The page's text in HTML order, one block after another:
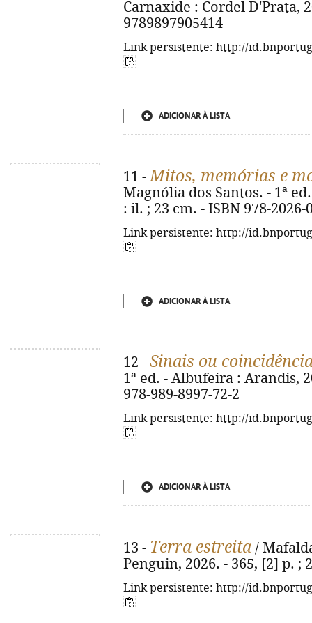
Carnaxide : Cordel D'Prata,
9789897905414
Link persistente: http://
ADICIONAR À LISTA
11 -Mitos, memórias e
Magnólia dos Santos. - 1ª
: il. ; 23 cm. - ISBN 978-2026-
Link persistente: http://
ADICIONAR À LISTA
12 - Sinais ou
1ª ed. - Albufeira : Arandis,
978-989-8997-72-2
Link persistente: http://
ADICIONAR À LISTA
13 - Terra estreita /
Penguin, 2026. - 365, [2] p. ;
Link persistente: http://